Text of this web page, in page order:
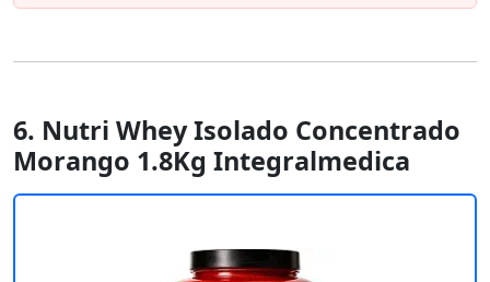
6. Nutri Whey Isolado Concentrado
Morango 1.8Kg Integralmedica